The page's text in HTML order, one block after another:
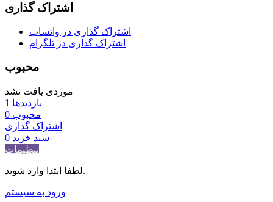
اشتراک گذاری
اشتراک گذاری در واتساپ
اشتراک گذاری در تلگرام
محبوب
موردی یافت نشد
بازدیدها 1
محبوب 0
اشتراک گذاری
سبد خرید 0
تنظیمات
لطفا ابتدا وارد شوید.
ورود به سیستم